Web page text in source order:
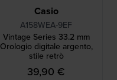
Casio
A158WEA-9EF
Vintage Series 33.2 mm
Orologio digitale argento,
stile retrò
39,90 €